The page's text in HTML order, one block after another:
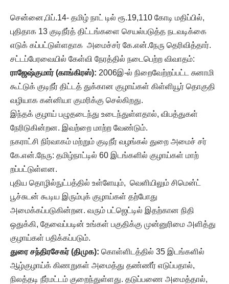
சென்னை,பிப்.14- தமிழ் நாட் டில் ரூ.19,110 கோடி மதிப்பில்,
புதிதாக 13 குடிநீர்த் திட்டங்களை செயல்படுத்த நடவடிக்கை
எடுக் கப்பட்டுள்ளதாக அமைச்சர் கே.என்.நேரு தெரிவித்தார்.
சட்டப்பேரவையில் கேள்வி நேரத்தில் நடைபெற்ற விவாதம்:
ராஜேஷ்குமார் (காங்கிரஸ்): 2006இ-ல் நிறைவேற்றப்பட்ட சுனாமி
கூட்டுக் குடிநீர் திட்டத் துக்கான குழாய்கள் கிள்ளியூர் தொகுதி
வழியாக கன்னியா குமரிக்கு செல்கிறது.
இந்தக் குழாய் பழுதடைந்து உடைந்துள்ளதால், விபத்துகள்
நேரிடுகின்றன. இவற்றை மாற்ற வேண்டும்.
நகராட்சி நிர்வாகம் மற்றும் குடிநீர் வழங்கல் துறை அமைச் சர்
கே.என்.நேரு: தமிழ்நாட்டில் 60 இடங்களில் குழாய்கள் மாற்
றப்பட்டுள்ளன.
புதிய தொழில்நுட்பத்தில் உள்ளேயும், வெளியிலும் சிமென்ட்
பூச்சுடன் கூடிய இரும்புக் குழாய்கள் தற்போது
அமைக்கப்படுகின்றன. வரும் பட்ஜெட்டில் இதற்கான நிதி
ஒதுக்கி, தேவைப்படின் உங்கள் பகுதிக்கு முன்னுரிமை அளித்து
குழாய்கள் பதிக்கப்படும்.
துரை சந்திரசேகர் (திமுக): கொள்ளிடத்தில் 35 இடங்களில்
ஆழ்குழாய்க் கிணறுகள் அமைத்து தண்ணீர் எடுப்பதால்,
நிலத்தடி நீர்மட்டம் குறைந்துள்ளது. தடுப்பணை அமைத்தால்,